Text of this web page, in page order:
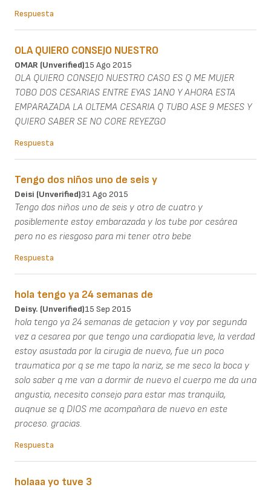
Respuesta
OLA QUIERO CONSEJO NUESTRO
OMAR (unverified)15 Ago 2015
OLA QUIERO CONSEJO NUESTRO CASO ES Q ME MUJER
TOBO DOS CESARIAS ENTRE EYAS 1ANO Y AHORA ESTA
EMPARAZADA LA OLTEMA CESARIA Q TUBO ASE 9 MESES Y
QUIERO SABER SE NO CORE REYEZGO
Respuesta
Tengo dos niños uno de seis y
Deisi (unverified)31 Ago 2015
Tengo dos niños uno de seis y otro de cuatro y
posiblemente estoy embarazada y los tube por cesárea
pero no es riesgoso para mi tener otro bebe
Respuesta
hola tengo ya 24 semanas de
Deisy. (unverified)15 Sep 2015
hola tengo ya 24 semanas de getacion y voy por segunda
vez a cesarea por que tengo una cardiopatia leve, la verdad
estoy asustada por la cirugia de nuevo, fue un poco
traumatica por q se me tapo la nariz, se me seco la boca y
solo saber q me van a dormir de nuevo el cuerpo me da una
angustia, necesito consejo para estar mas tranquila,
auqnue se q DIOS me acompañara de nuevo en este
proceso. gracias.
Respuesta
holaaa yo tuve 3